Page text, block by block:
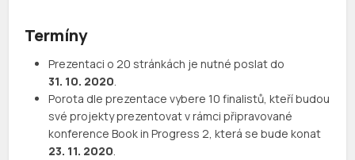
Termíny
Prezentaci o 20 stránkách je nutné poslat do
31. 10. 2020.
Porota dle prezentace vybere 10 finalistů, kteří budou
své projekty prezentovat v rámci připravované
konference Book in Progress 2, která se bude konat
23. 11. 2020.